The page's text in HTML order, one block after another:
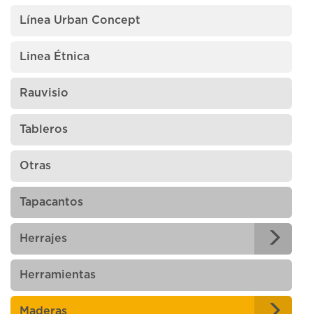
Línea Urban Concept
Linea Étnica
Rauvisio
Tableros
Otras
Tapacantos
Herrajes
Herramientas
Maderas